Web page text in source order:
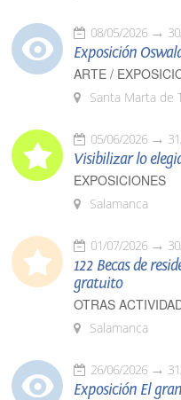
08/05/2026
Exposición
ARTE /
Santa Marta de
05/06/2026
Visibilizar lo
EXPOSICIONES
Salamanca
01/07/2026
122 Becas de
gratuito
OTRAS
Salamanca
26/06/2026
Exposición El